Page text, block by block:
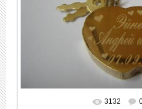
В реальном
3132